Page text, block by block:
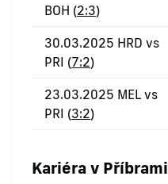
BOH (2:3)
30.03.2025 HRD vs
PRI (7:2)
23.03.2025 MEL vs
PRI (3:2)
Kariéra v Příbrami